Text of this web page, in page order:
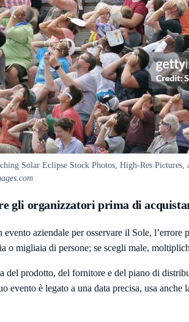
Solar Eclipse Stock Photos, High-Res Pictures,
gli organizzatori prima di
aziendale per osservare il Sole,
o migliaia di persone; se scegli male,
prodotto, del fornitore e del piano di
evento è legato a una data precisa, usa anche